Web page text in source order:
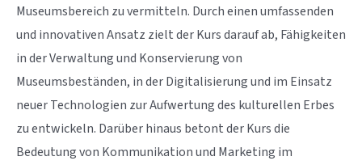
Museumsbereich zu vermitteln. Durch einen umfassenden
und innovativen Ansatz zielt der Kurs darauf ab, Fähigkeiten
in der Verwaltung und Konservierung von
Museumsbeständen, in der Digitalisierung und im Einsatz
neuer Technologien zur Aufwertung des kulturellen Erbes
zu entwickeln. Darüber hinaus betont der Kurs die
Bedeutung von Kommunikation und Marketing im